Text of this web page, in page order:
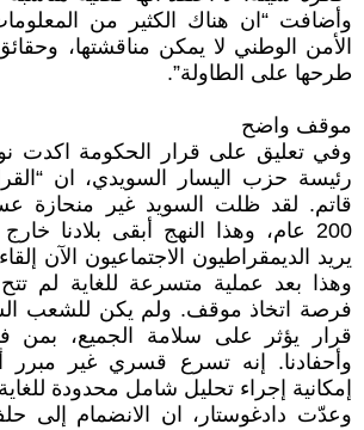
وأضافت “ان هناك الكثير من
الأمن الوطني لا يمكن مناقشتها،
طرحها على الطاولة”.
موقف واضح
وفي تعليق على قرار الحكومة اكدت
رئيسة حزب اليسار السويدي، ان
قاتم. لقد ظلت السويد غير منحازة
200 عام، وهذا النهج أبقى بلادنا
يريد الديمقراطيون الاجتماعيون الآن
وهذا بعد عملية متسرعة للغاية لم تتح
فرصة اتخاذ موقف. ولم يكن للشعب
قرار يؤثر على سلامة الجميع، بمن
وأحفادنا. إنه تسرع قسري غير مبرر
إمكانية إجراء تحليل شامل محدودة
وعدّت دادغوستار، ان الانضمام إلى